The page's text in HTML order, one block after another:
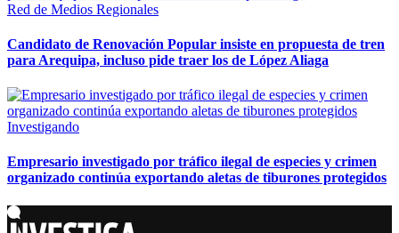
Red de Medios Regionales
Candidato de Renovación Popular insiste en propuesta de tren
para Arequipa, incluso pide traer los de López Aliaga
Investigando
Empresario investigado por tráfico ilegal de especies y crimen
organizado continúa exportando aletas de tiburones protegidos